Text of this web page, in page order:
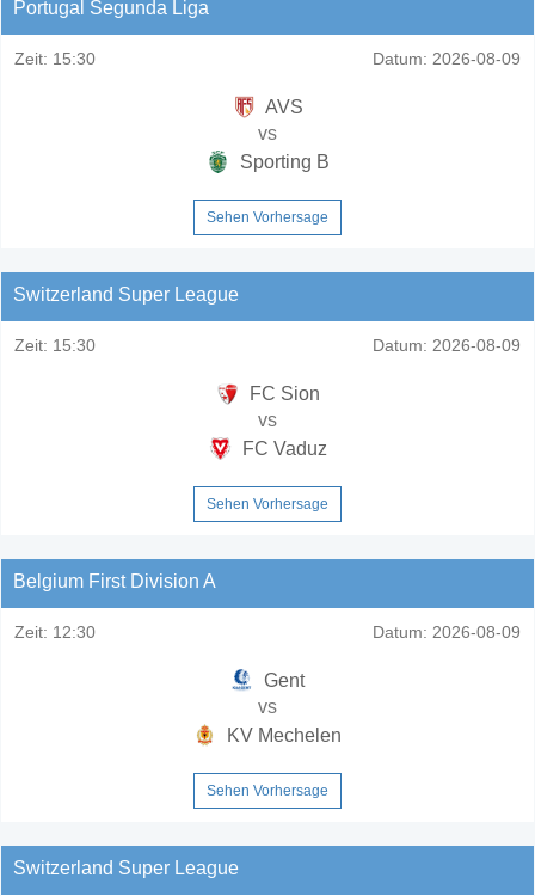
Portugal Segunda Liga
Zeit: 15:30 Datum: 2026-08-09
AVS
vs
Sporting B
Sehen Vorhersage
Switzerland Super League
Zeit: 15:30 Datum: 2026-08-09
FC Sion
vs
FC Vaduz
Sehen Vorhersage
Belgium First Division A
Zeit: 12:30 Datum: 2026-08-09
Gent
vs
KV Mechelen
Sehen Vorhersage
Switzerland Super League